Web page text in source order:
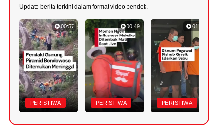
Update berita terkini dalam format video pendek.
00:57
PERISTIWA
00:49
PERISTIWA
01:13
PERISTIWA